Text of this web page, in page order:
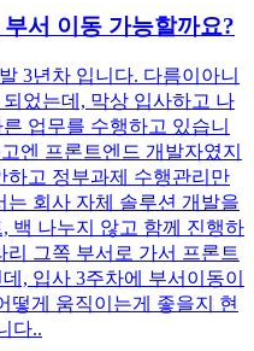
서 이동 가능할까요?
3년차 입니다. 다름이아니
었는데, 막상 입사하고 나
업무를 수행하고 있습니
엔 프론트엔드 개발자였지
하고 정부과제 수행관리만
회사 자체 솔루션 개발을
백 나누지 않고 함께 진행하
그쪽 부서로 가서 프론트
, 입사 3주차에 부서이동이
떻게 움직이는게 좋을지 현
다..